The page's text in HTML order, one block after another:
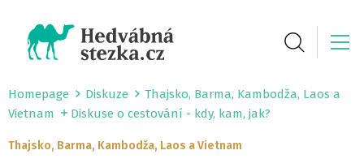
Homepage Diskuze
Thajsko, Barma, Kambodža, Laos a
Vietnam
Diskuse o cestování - kdy, kam, jak?
Thajsko, Barma, Kambodža, Laos a Vietnam